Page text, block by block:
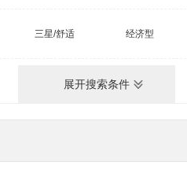
三星/舒适 经济型
展开搜索条件